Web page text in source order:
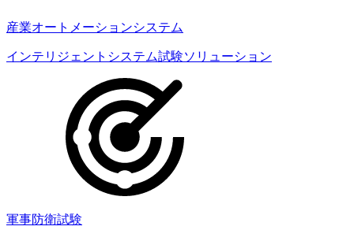
産業オートメーションシステム
インテリジェントシステム試験ソリューション
軍事防衛試験